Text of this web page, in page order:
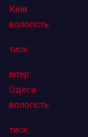
Київ
вологість:
тиск:
вітер:
Одеса
вологість:
тиск: